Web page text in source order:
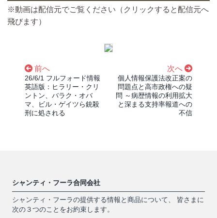
※動画は配信元でご覧ください（クリックすると配信元へ
飛びます）
前へ
26/6/1 フルフォード情報
英語版：ヒラリー・クリ
ントン、バラク・オバ
マ、ビル・ゲイツら銃殺
刑に処される
次へ
個人情報保護法改正案の
問題点と高市政権への疑
問 ～病歴情報の利用拡大
と深まる支持率報道への
不信
シャンティ・フーラ合同会社
シャンティ・フーラの提供する情報と商品について、 皆さまに
次の３つのことをお約束します。